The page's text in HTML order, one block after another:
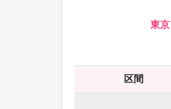
東京
区間